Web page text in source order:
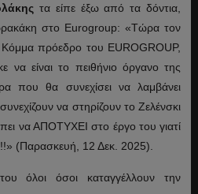
τα είπε έξω από τα δόντια,
στο Eurogroup: «Τώρα τον
πρόεδρο του EUROGROUP,
είναι το πειθήνιο όργανο της
που θα συνεχίσει να λαμβάνει
να στηρίζουν το Ζελένσκι
να ΑΠΟΤΥΧΕΙ στο έργο του γιατί
(Παρασκευή, 12 Δεκ. 2025).
όλοι όσοι καταγγέλλουν την